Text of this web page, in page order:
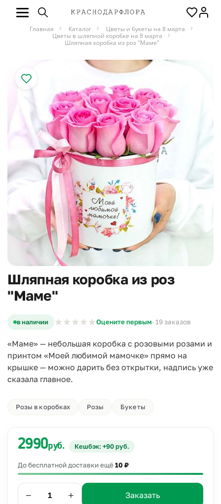
Главная Каталог
Цветы и букеты на 8 марта
Цветы в шляпной коробке на 8 марта
Шляпная коробка из роз "Маме"
Шляпная коробка из роз
"Маме"
в наличии Оцените первым· 19 заказов
«Маме» — небольшая коробка с розовыми розами и
принтом «Моей любимой мамочке» прямо на
крышке — можно дарить без открытки, надпись уже
сказала главное.
Розы в коробках Розы Букеты
2990руб. Кешбэк: +90 руб.
До бесплатной доставки ещё10 ₽
− + Заказать